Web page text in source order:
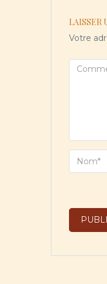
LAISSER
Votre